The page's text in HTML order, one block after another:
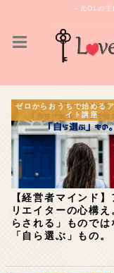
～元OLの主
ゼロからおうちで始める
イト講座
【経営者マインド】
リエイターの心構え
らされる」ものでは
「自ら選ぶ」もの。